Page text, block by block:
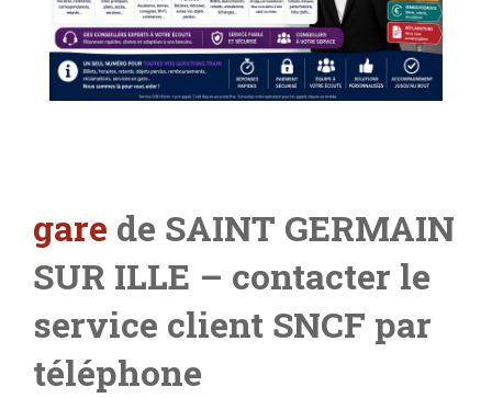
gare de SAINT GERMAIN
SUR ILLE – contacter le
service client SNCF par
téléphone